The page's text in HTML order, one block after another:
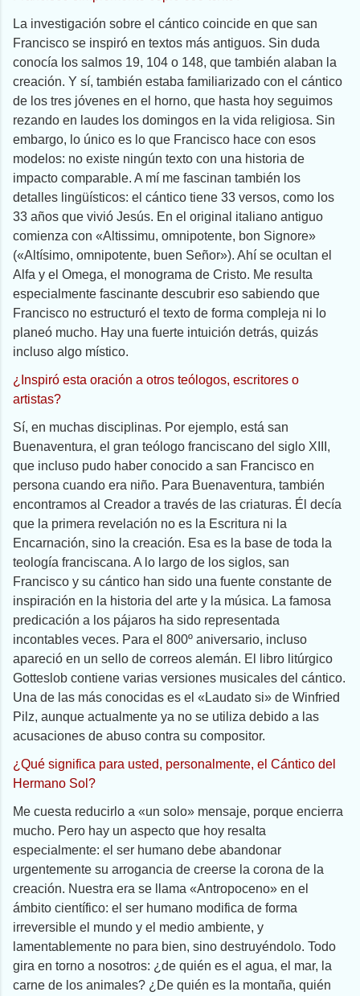
La investigación sobre el cántico coincide en que san
Francisco se inspiró en textos más antiguos. Sin duda
conocía los salmos 19, 104 o 148, que también alaban la
creación. Y sí, también estaba familiarizado con el cántico
de los tres jóvenes en el horno, que hasta hoy seguimos
rezando en laudes los domingos en la vida religiosa. Sin
embargo, lo único es lo que Francisco hace con esos
modelos: no existe ningún texto con una historia de
impacto comparable. A mí me fascinan también los
detalles lingüísticos: el cántico tiene 33 versos, como los
33 años que vivió Jesús. En el original italiano antiguo
comienza con «Altissimu, omnipotente, bon Signore»
(«Altísimo, omnipotente, buen Señor»). Ahí se ocultan el
Alfa y el Omega, el monograma de Cristo. Me resulta
especialmente fascinante descubrir eso sabiendo que
Francisco no estructuró el texto de forma compleja ni lo
planeó mucho. Hay una fuerte intuición detrás, quizás
incluso algo místico.
¿Inspiró esta oración a otros teólogos, escritores o
artistas?
Sí, en muchas disciplinas. Por ejemplo, está san
Buenaventura, el gran teólogo franciscano del siglo XIII,
que incluso pudo haber conocido a san Francisco en
persona cuando era niño. Para Buenaventura, también
encontramos al Creador a través de las criaturas. Él decía
que la primera revelación no es la Escritura ni la
Encarnación, sino la creación. Esa es la base de toda la
teología franciscana. A lo largo de los siglos, san
Francisco y su cántico han sido una fuente constante de
inspiración en la historia del arte y la música. La famosa
predicación a los pájaros ha sido representada
incontables veces. Para el 800º aniversario, incluso
apareció en un sello de correos alemán. El libro litúrgico
Gotteslob contiene varias versiones musicales del cántico.
Una de las más conocidas es el «Laudato si» de Winfried
Pilz, aunque actualmente ya no se utiliza debido a las
acusaciones de abuso contra su compositor.
¿Qué significa para usted, personalmente, el Cántico del
Hermano Sol?
Me cuesta reducirlo a «un solo» mensaje, porque encierra
mucho. Pero hay un aspecto que hoy resalta
especialmente: el ser humano debe abandonar
urgentemente su arrogancia de creerse la corona de la
creación. Nuestra era se llama «Antropoceno» en el
ámbito científico: el ser humano modifica de forma
irreversible el mundo y el medio ambiente, y
lamentablemente no para bien, sino destruyéndolo. Todo
gira en torno a nosotros: ¿de quién es el agua, el mar, la
carne de los animales? ¿De quién es la montaña, quién